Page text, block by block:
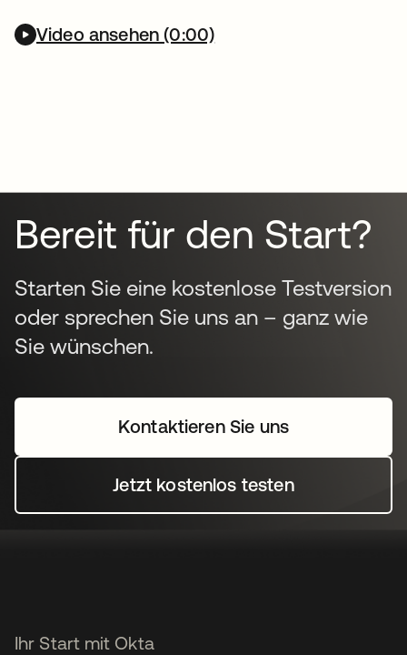
Video ansehen (0:00)
Bereit für den Start?
Starten Sie eine kostenlose Testversion
oder sprechen Sie uns an – ganz wie
Sie wünschen.
Kontaktieren Sie uns
Jetzt kostenlos testen
Ihr Start mit Okta